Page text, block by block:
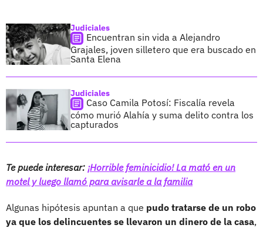
Judiciales
Encuentran sin vida a Alejandro
Grajales, joven silletero que era buscado en
Santa Elena
Judiciales
Caso Camila Potosí: Fiscalía revela
cómo murió Alahía y suma delito contra los
capturados
Te puede interesar: ¡Horrible feminicidio! La mató en un
motel y luego llamó para avisarle a la familia
Algunas hipótesis apuntan a que pudo tratarse de un robo
ya que los delincuentes se llevaron un dinero de la casa,